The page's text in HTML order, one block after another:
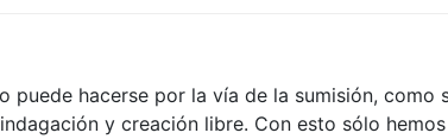
hacerse por la vía de la sumisión, como
y creación libre. Con esto sólo